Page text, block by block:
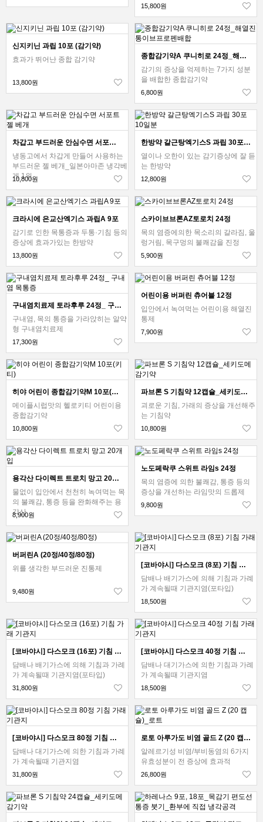
15,800원
신지키닌 과립 10포 (감기약)
효과가 뛰어난 종합 감기약
13,800원
종합감기약A 쿠니히로 24정_해열진통이브프로펜배합
감기의 증상을 억제하는 7가지 성분
을 배합한 종합감기약
6,800원
차갑고 부드러운 안심수면 서포트 젤 베개
냉동고에서 차갑게 만들어 사용하는
부드러운 젤 베개_일본아마존 냉각베
게 1위
10,800원
한방약 갈근탕엑기스S 과립 30포 10일분
열이나 오한이 있는 감기증상에 잘 듣
는 한방약
12,800원
크라시에 은교산엑기스 과립A 9포
감기로 인한 목통증과 두통·기침 등의
증상에 효과가있는 한방약
13,800원
스카이브브론AZ토로치 24정
목의 염증에의한 목소리의 갈라짐, 울
렁거림, 목구멍의 불쾌감을 진정
5,900원
구내염치료제 토라후루 24정_ 구내염 목통증
구내염, 목의 통증을 가라앉히는 알약
형 구내염치료제
17,300원
어린이용 버퍼린 츄어블 12정
입안에서 녹여먹는 어린이용 해열진
통제
7,900원
히야 어린이 종합감기약M 10포(키티)
메이플시럽맛의 헬로키티 어린이용
종합감기약
10,800원
파브론 S 기침약 12캡슐_세키도메 감기약
괴로운 기침, 가래의 증상을 개선해주
는 기침약
10,800원
용각산 다이렉트 트로치 망고 20개입
물없이 입안에서 천천히 녹여먹는 목
의 불쾌감, 통증 등을 완화해주는 용
각산
8,900원
노도페락쿠 스위트 라임s 24정
목의 염증에 의한 불쾌감, 통증 등의
증상을 개선하는 라임맛의 드롭제
9,800원
버퍼린A (20정/40정/80정)
위를 생각한 부드러운 진통제
9,480원
[코바야시] 다스모크 (8포) 기침 가래 기관지
담배나 배기가스에 의해 기침과 가례
가 계속될때 기관지염(포타입)
18,500원
[코바야시] 다스모크 (16포) 기침 가래 기관지
담배나 배기가스에 의해 기침과 가례
가 계속될때 기관지염(포타입)
31,800원
[코바야시] 다스모크 40정 기침 가래 기관지
담배나 대기가스에 의한 기침과 가례
가 계속될때 기관지염
18,500원
[코바야시] 다스모크 80정 기침 가래 기관지
담배나 대기가스에 의한 기침과 가례
가 계속될때 기관지염
31,800원
로토 아루가도 비염 골드 Z (20 캡슐)_로트
알레르기성 비염/부비동염의 6가지
유효성분이 전 증상에 효과적
26,800원